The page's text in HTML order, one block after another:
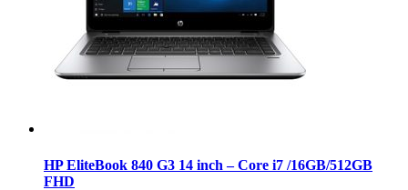
HP EliteBook 840 G3 14 inch – Core i7 /16GB/512GB
FHD